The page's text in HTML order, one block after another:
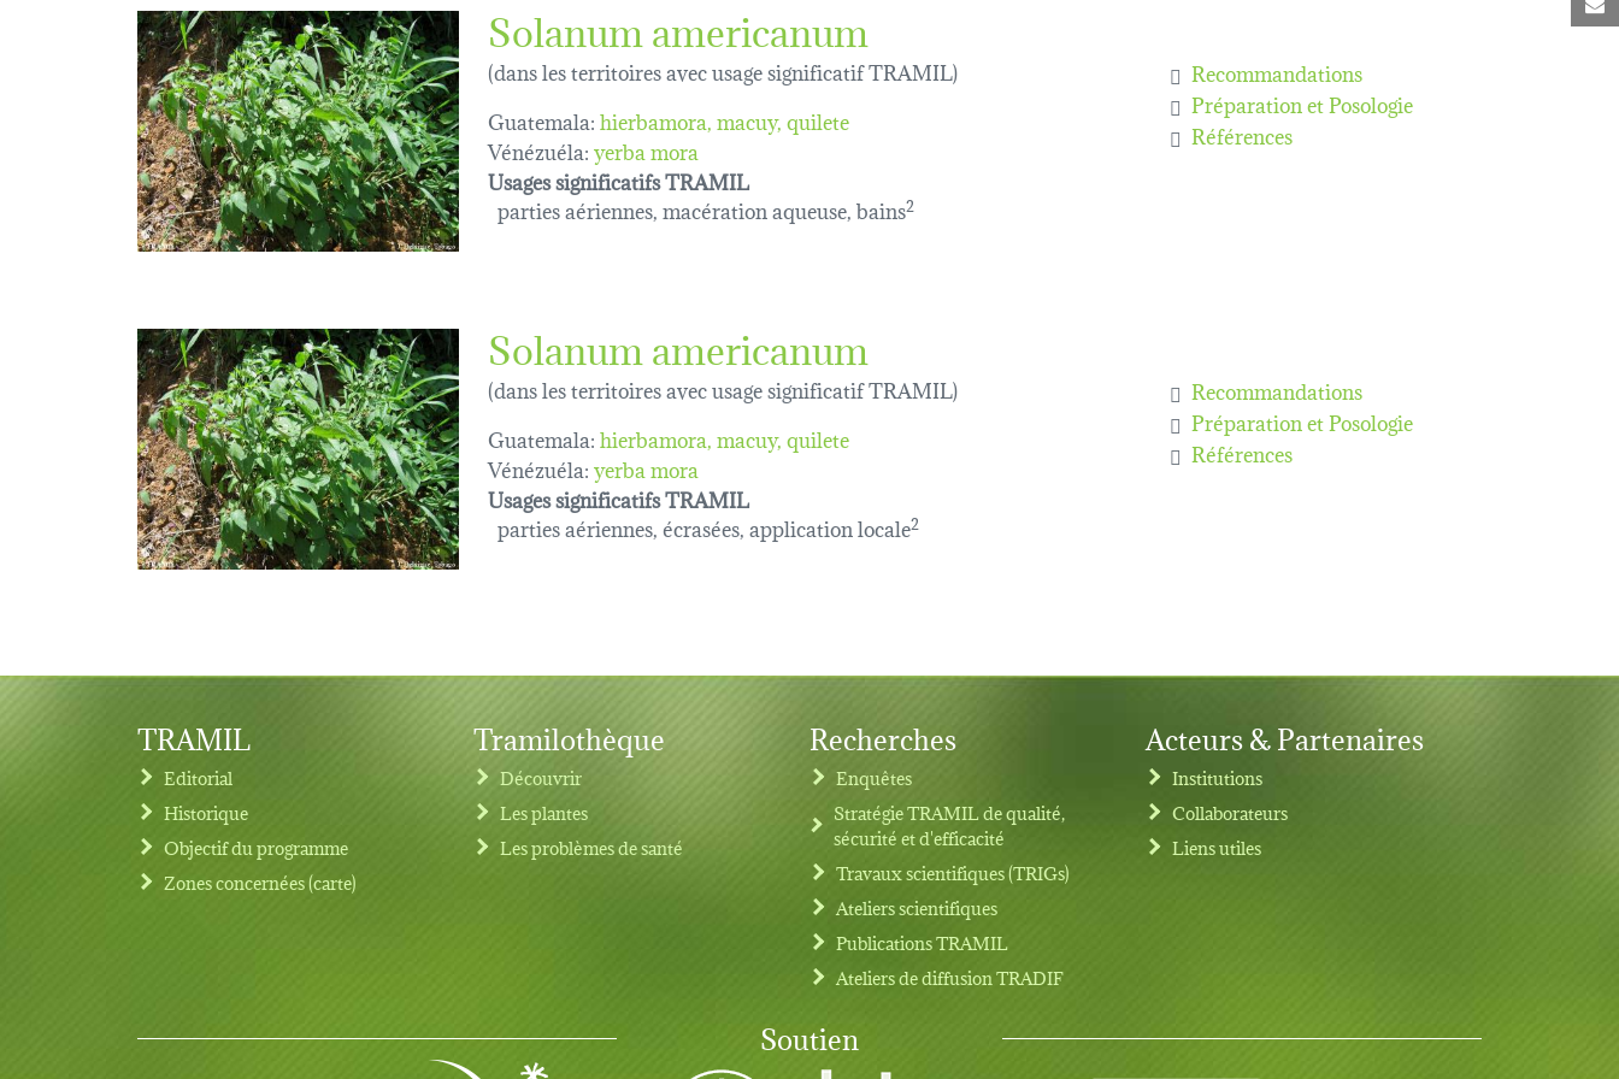
Solanum americanum
(dans les territoires avec usage significatif TRAMIL)
Guatemala:hierbamora macuy quilete
Vénézuéla:yerba mora
Usages significatifs TRAMIL
parties aériennes, macération aqueuse, bains2
Recommandations
Préparation et Posologie
Références
Solanum americanum
(dans les territoires avec usage significatif TRAMIL)
Guatemala:hierbamora macuy quilete
Vénézuéla:yerba mora
Usages significatifs TRAMIL
parties aériennes, écrasées, application locale2
Recommandations
Préparation et Posologie
Références
Footer menu
TRAMIL
Editorial
Historique
Objectif du programme
Zones concernées (carte)
Tramilothèque
Découvrir
Les plantes
Les problèmes de santé
Recherches
Enquêtes
Stratégie TRAMIL de qualité,
sécurité et d'efficacité
Travaux scientifiques (TRIGs)
Ateliers scientifiques
Publications TRAMIL
Ateliers de diffusion TRADIF
Acteurs & Partenaires
Institutions
Collaborateurs
Liens utiles
Soutien